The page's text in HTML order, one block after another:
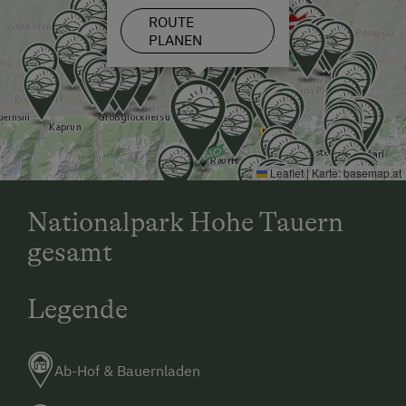
Schneeschuhwandern
Skitouren
Geführte Skitouren
Skitouren sind direkt ab Hof möglich
Kulinarik / Genuss
Kräutererlebnis
Familienfreundliche Unterkünfte
Historische Höfe
ROUTE
PLANEN
Leaflet | Karte:basemap.at
Nationalpark Hohe Tauern
gesamt
Legende
Ab-Hof & Bauernladen